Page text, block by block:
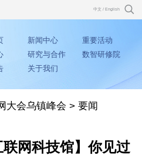
中文 / English
新闻中心
重要活动
研究与合作
数智研修院
关于我们
大会乌镇峰会 >要闻
联网科技馆】你见过